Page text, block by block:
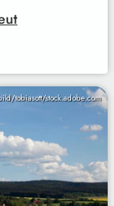
tobiasott/stock.adobe.com